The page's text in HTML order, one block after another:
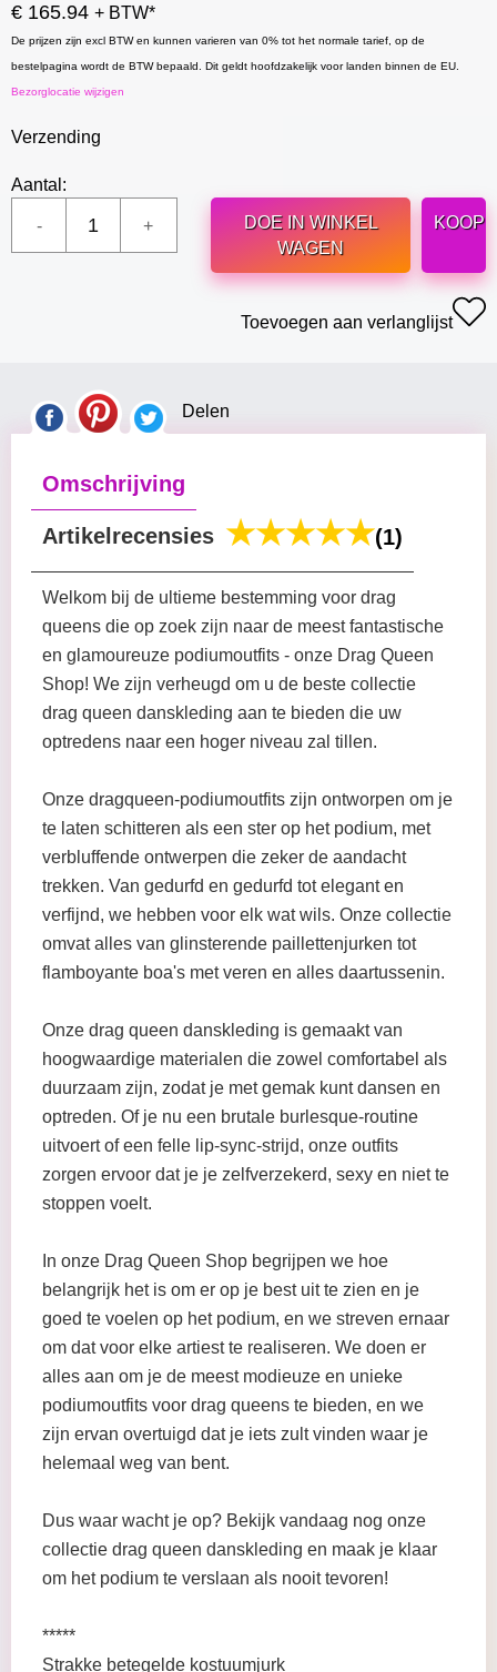
€ 165.94 + BTW*
De prijzen zijn excl BTW en kunnen varieren van 0% tot het normale tarief, op de
bestelpagina wordt de BTW bepaald. Dit geldt hoofdzakelijk voor landen binnen de EU.
Bezorglocatie wijzigen
Verzending
Aantal:
DOE IN WINKEL
WAGEN
KOOP
Toevoegen aan verlanglijst
Delen
Omschrijving
Artikelrecensies (1)
Welkom bij de ultieme bestemming voor drag
queens die op zoek zijn naar de meest fantastische
en glamoureuze podiumoutfits - onze Drag Queen
Shop! We zijn verheugd om u de beste collectie
drag queen danskleding aan te bieden die uw
optredens naar een hoger niveau zal tillen.
Onze dragqueen-podiumoutfits zijn ontworpen om je
te laten schitteren als een ster op het podium, met
verbluffende ontwerpen die zeker de aandacht
trekken. Van gedurfd en gedurfd tot elegant en
verfijnd, we hebben voor elk wat wils. Onze collectie
omvat alles van glinsterende paillettenjurken tot
flamboyante boa's met veren en alles daartussenin.
Onze drag queen danskleding is gemaakt van
hoogwaardige materialen die zowel comfortabel als
duurzaam zijn, zodat je met gemak kunt dansen en
optreden. Of je nu een brutale burlesque-routine
uitvoert of een felle lip-sync-strijd, onze outfits
zorgen ervoor dat je je zelfverzekerd, sexy en niet te
stoppen voelt.
In onze Drag Queen Shop begrijpen we hoe
belangrijk het is om er op je best uit te zien en je
goed te voelen op het podium, en we streven ernaar
om dat voor elke artiest te realiseren. We doen er
alles aan om je de meest modieuze en unieke
podiumoutfits voor drag queens te bieden, en we
zijn ervan overtuigd dat je iets zult vinden waar je
helemaal weg van bent.
Dus waar wacht je op? Bekijk vandaag nog onze
collectie drag queen danskleding en maak je klaar
om het podium te verslaan als nooit tevoren!
*****
Strakke betegelde kostuumjurk